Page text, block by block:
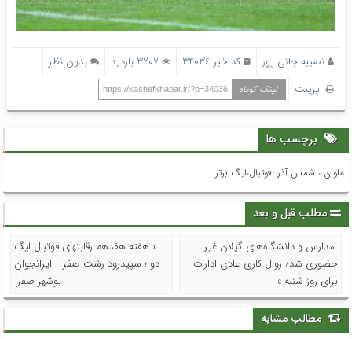
نصیبه جانی پور کد خبر 34036 3207 بازدید
بدون نظر
پرینت
لینک کوتاه https://kashefkhabar.ir/?p=34036
برچسب ها
ملوان ، شمس آذر ،فوتبال،لیگ برتر
مطلب قبل و بعد
مدارس و دانشگاه‌های گیلان غیر
حضوری شد/ روال کاری عادی ادارات
برای روز شنبه »
« هفته هفدهم رقابتهای فوتبال لیگ
دو ؛ سپیدرود رشت صفر _ ایرانجوان
بوشهر صفر
مطالب مشابه